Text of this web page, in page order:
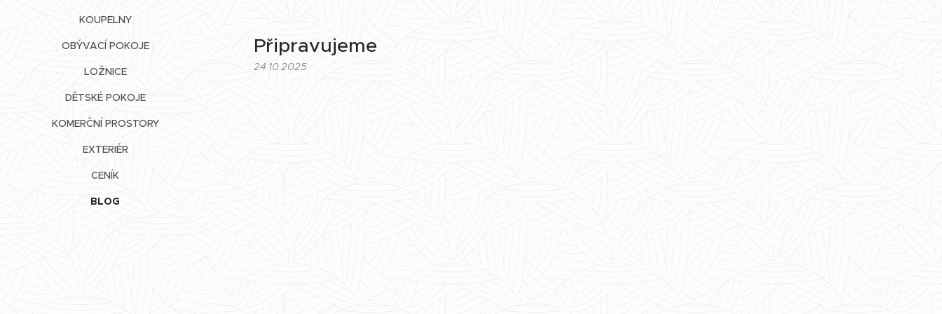
KOUPELNY
OBÝVACÍ POKOJE
LOŽNICE
DĚTSKÉ POKOJE
KOMERČNÍ PROSTORY
EXTERIÉR
CENÍK
BLOG
Připravujeme
24.10.2025